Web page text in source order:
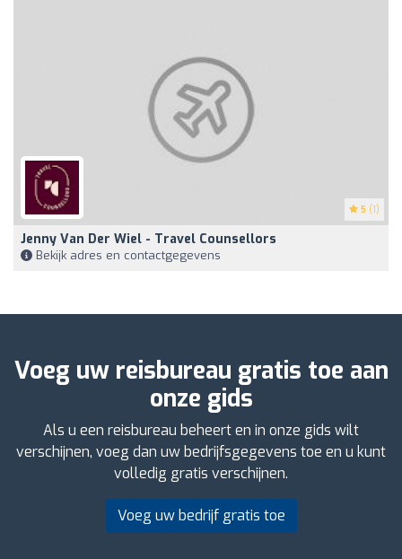
5 (1)
Jenny Van Der Wiel - Travel Counsellors
Bekijk adres en contactgegevens
Voeg uw reisbureau gratis toe aan
onze gids
Als u een reisbureau beheert en in onze gids wilt
verschijnen, voeg dan uw bedrijfsgegevens toe en u kunt
volledig gratis verschijnen.
Voeg uw bedrijf gratis toe